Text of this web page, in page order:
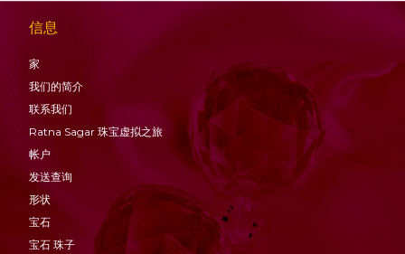
信息
家
我们的简介
联系我们
Ratna Sagar 珠宝虚拟之旅
帐户
发送查询
形状
宝石
宝石 珠子